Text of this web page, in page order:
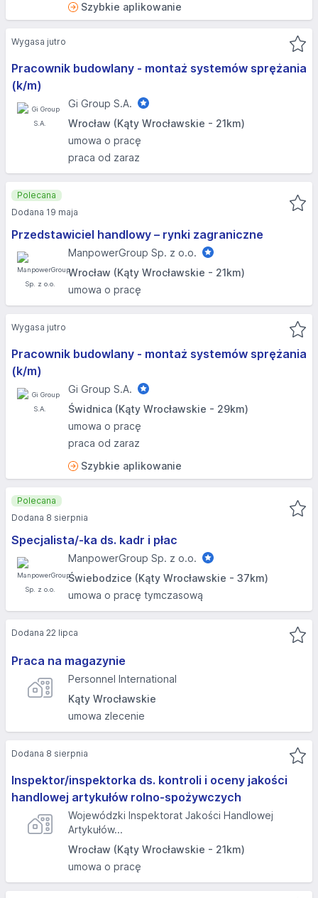
Szybkie aplikowanie
Pracownik budowlany - montaż systemów sprężania
(k/m)
Gi Group S.A.
Wrocław (Kąty Wrocławskie - 21km)
umowa o pracę
praca od zaraz
Wygasa jutro
Przedstawiciel handlowy – rynki zagraniczne
ManpowerGroup Sp. z o.o.
Wrocław (Kąty Wrocławskie - 21km)
umowa o pracę
Polecana
Dodana 19 maja
Pracownik budowlany - montaż systemów sprężania
(k/m)
Gi Group S.A.
Świdnica (Kąty Wrocławskie - 29km)
umowa o pracę
praca od zaraz
Szybkie aplikowanie
Wygasa jutro
Specjalista/-ka ds. kadr i płac
ManpowerGroup Sp. z o.o.
Świebodzice (Kąty Wrocławskie - 37km)
umowa o pracę tymczasową
Polecana
Dodana 8 sierpnia
Praca na magazynie
Personnel International
Kąty Wrocławskie
umowa zlecenie
Dodana 22 lipca
Inspektor/inspektorka ds. kontroli i oceny jakości
handlowej artykułów rolno-spożywczych
Wojewódzki Inspektorat Jakości Handlowej
Artykułów...
Wrocław (Kąty Wrocławskie - 21km)
umowa o pracę
Dodana 8 sierpnia